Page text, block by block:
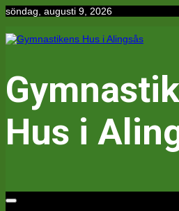
Hoppa
innehåll
söndag, augusti 9, 2026
Hus i